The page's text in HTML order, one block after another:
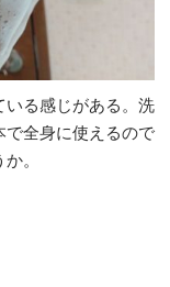
る感じがある。洗
全身に使えるので
。